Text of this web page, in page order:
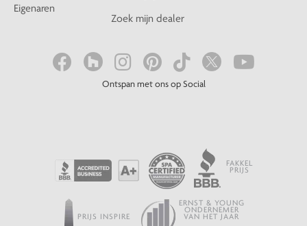
Eigenaren
Zoek mijn dealer
Ontspan met ons op Social
FAKKEL
PRIJS
PRIJS INSPIRE
ERNST & YOUNG
ONDERNEMER
VAN HET JAAR